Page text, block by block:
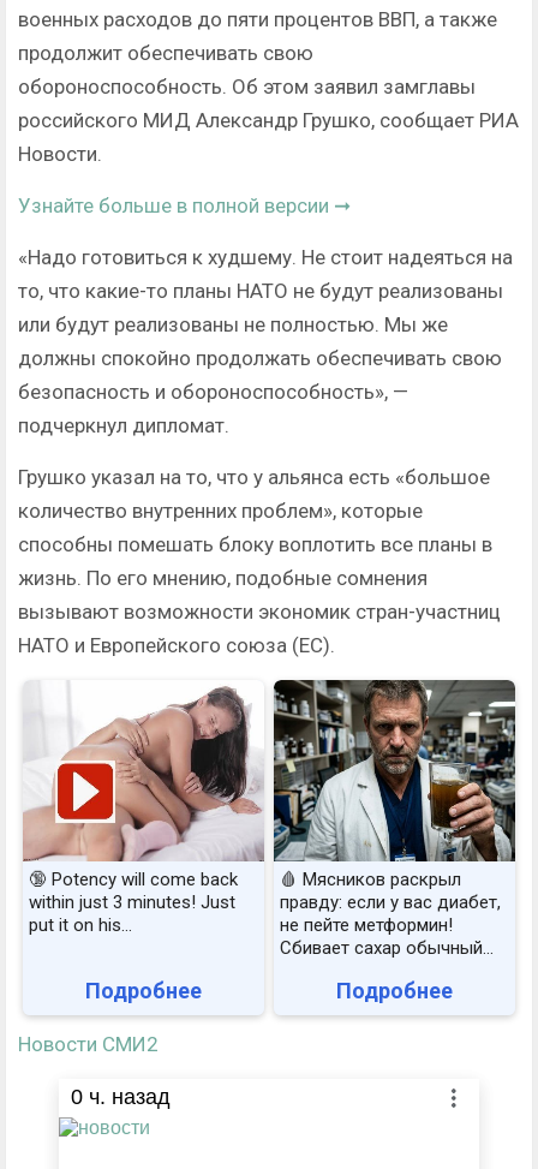
военных расходов до пяти процентов ВВП, а также
продолжит обеспечивать свою
обороноспособность. Об этом заявил замглавы
российского МИД Александр Грушко, сообщает РИА
Новости.
Узнайте больше в полной версии ➞
«Надо готовиться к худшему. Не стоит надеяться на
то, что какие-то планы НАТО не будут реализованы
или будут реализованы не полностью. Мы же
должны спокойно продолжать обеспечивать свою
безопасность и обороноспособность», —
подчеркнул дипломат.
Грушко указал на то, что у альянса есть «большое
количество внутренних проблем», которые
способны помешать блоку воплотить все планы в
жизнь. По его мнению, подобные сомнения
вызывают возможности экономик стран-участниц
НАТО и Европейского союза (ЕС).
🔞 Potency will come back
within just 3 minutes! Just
put it on his…
Подробнее
🩸 Мясников раскрыл
правду: если у вас диабет,
не пейте метформин!
Сбивает сахар обычный...
Подробнее
Новости СМИ2
0 ч. назад